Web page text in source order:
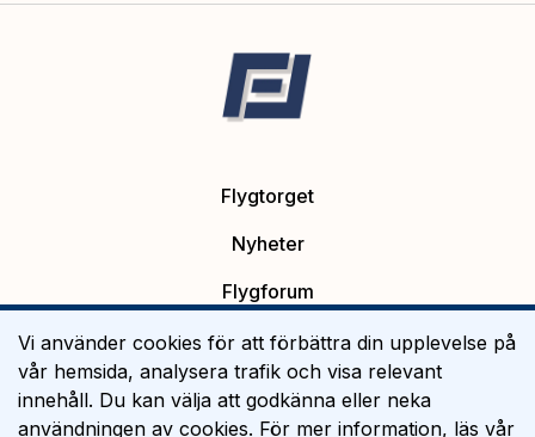
Flygtorget
Nyheter
Flygforum
Platsannonser
Flygutbildning
Vi använder cookies för att förbättra din upplevelse på
vår hemsida, analysera trafik och visa relevant
innehåll. Du kan välja att godkänna eller neka
användningen av cookies. För mer information, läs vår